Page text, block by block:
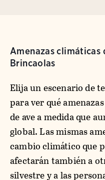
Amenazas climáticas
Brincaolas
Elija un escenario de
para ver qué
de ave a medida que
global. Las mismas
cambio climático que
afectarán también a
silvestre y a las